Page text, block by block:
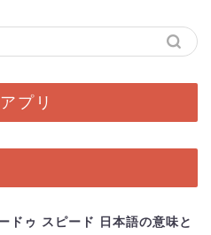
プリ
ドゥ スピード 日本語の意味と